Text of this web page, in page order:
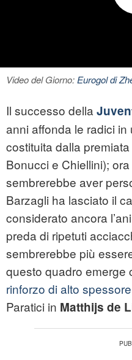
Video del Giorno:Eurogol di
Il successo della
anni affonda le radici
costituita dalla
Bonucci e Chiellini);
sembrerebbe aver
Barzagli ha lasciato il
considerato ancora
preda di ripetuti
sembrerebbe più
questo quadro emerge
rinforzo di alto spessore
Paratici in Matthijs de